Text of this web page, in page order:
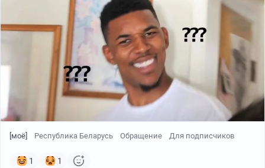
[моё] Республика Беларусь Обращение Для подписчиков
1 1